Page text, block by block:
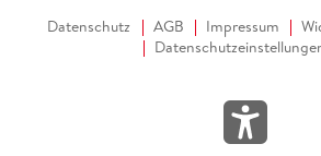
Datenschutz AGB Impressum